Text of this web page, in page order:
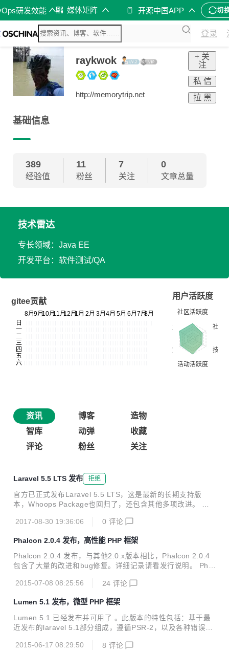
研发效能 媒体矩阵 开源中国APP 切
登录
raykwok
http://memorytrip.net
+ 关
注
私 信
拉 黑
基础信息
389
经验值
11
粉丝
7
关注
0
文章总量
技术雷达
专长领域：Java EE
开发平台：软件测试/QA
gitee贡献
用户活跃度
资讯 博客
造物
智库
动弹
收藏
评论
粉丝 关注
Laravel 5.5 LTS 发布 拒绝
官方已正式发布Laravel 5.5 LTS，这是最新的长期支持版
本，Whoops Package也回归了，还包含其他多项改进。 详
2017-08-30 19:36:06
0 评论
Phalcon 2.0.4 发布，高性能 PHP 框架
Phalcon 2.0.4 发布，与其他2.0.x版本相比，Phalcon 2.0.4
包含了大量的改进和bug修复。详细记录请看发行说明。 Phal
性能和低资源占用。 Phalcon 是一个开源的、全堆栈的 PHP
用 C 语言，所有函数都以 PHP 类的方式曾现。Phalcon 是一
个松耦合的框架。
2015-07-08 08:25:56 24 评论
Lumen 5.1 发布，微型 PHP 框架
Lumen 5.1 已经发布并可用了 。此版本的特性包括：基于最
近发布的laravel 5.1部分组成，遵循PSR-2，以及各种错误修
事件广播，模型工厂，和单元测试。 Lumen , 一个以速度为
2015-06-17 08:29:50 8 评论